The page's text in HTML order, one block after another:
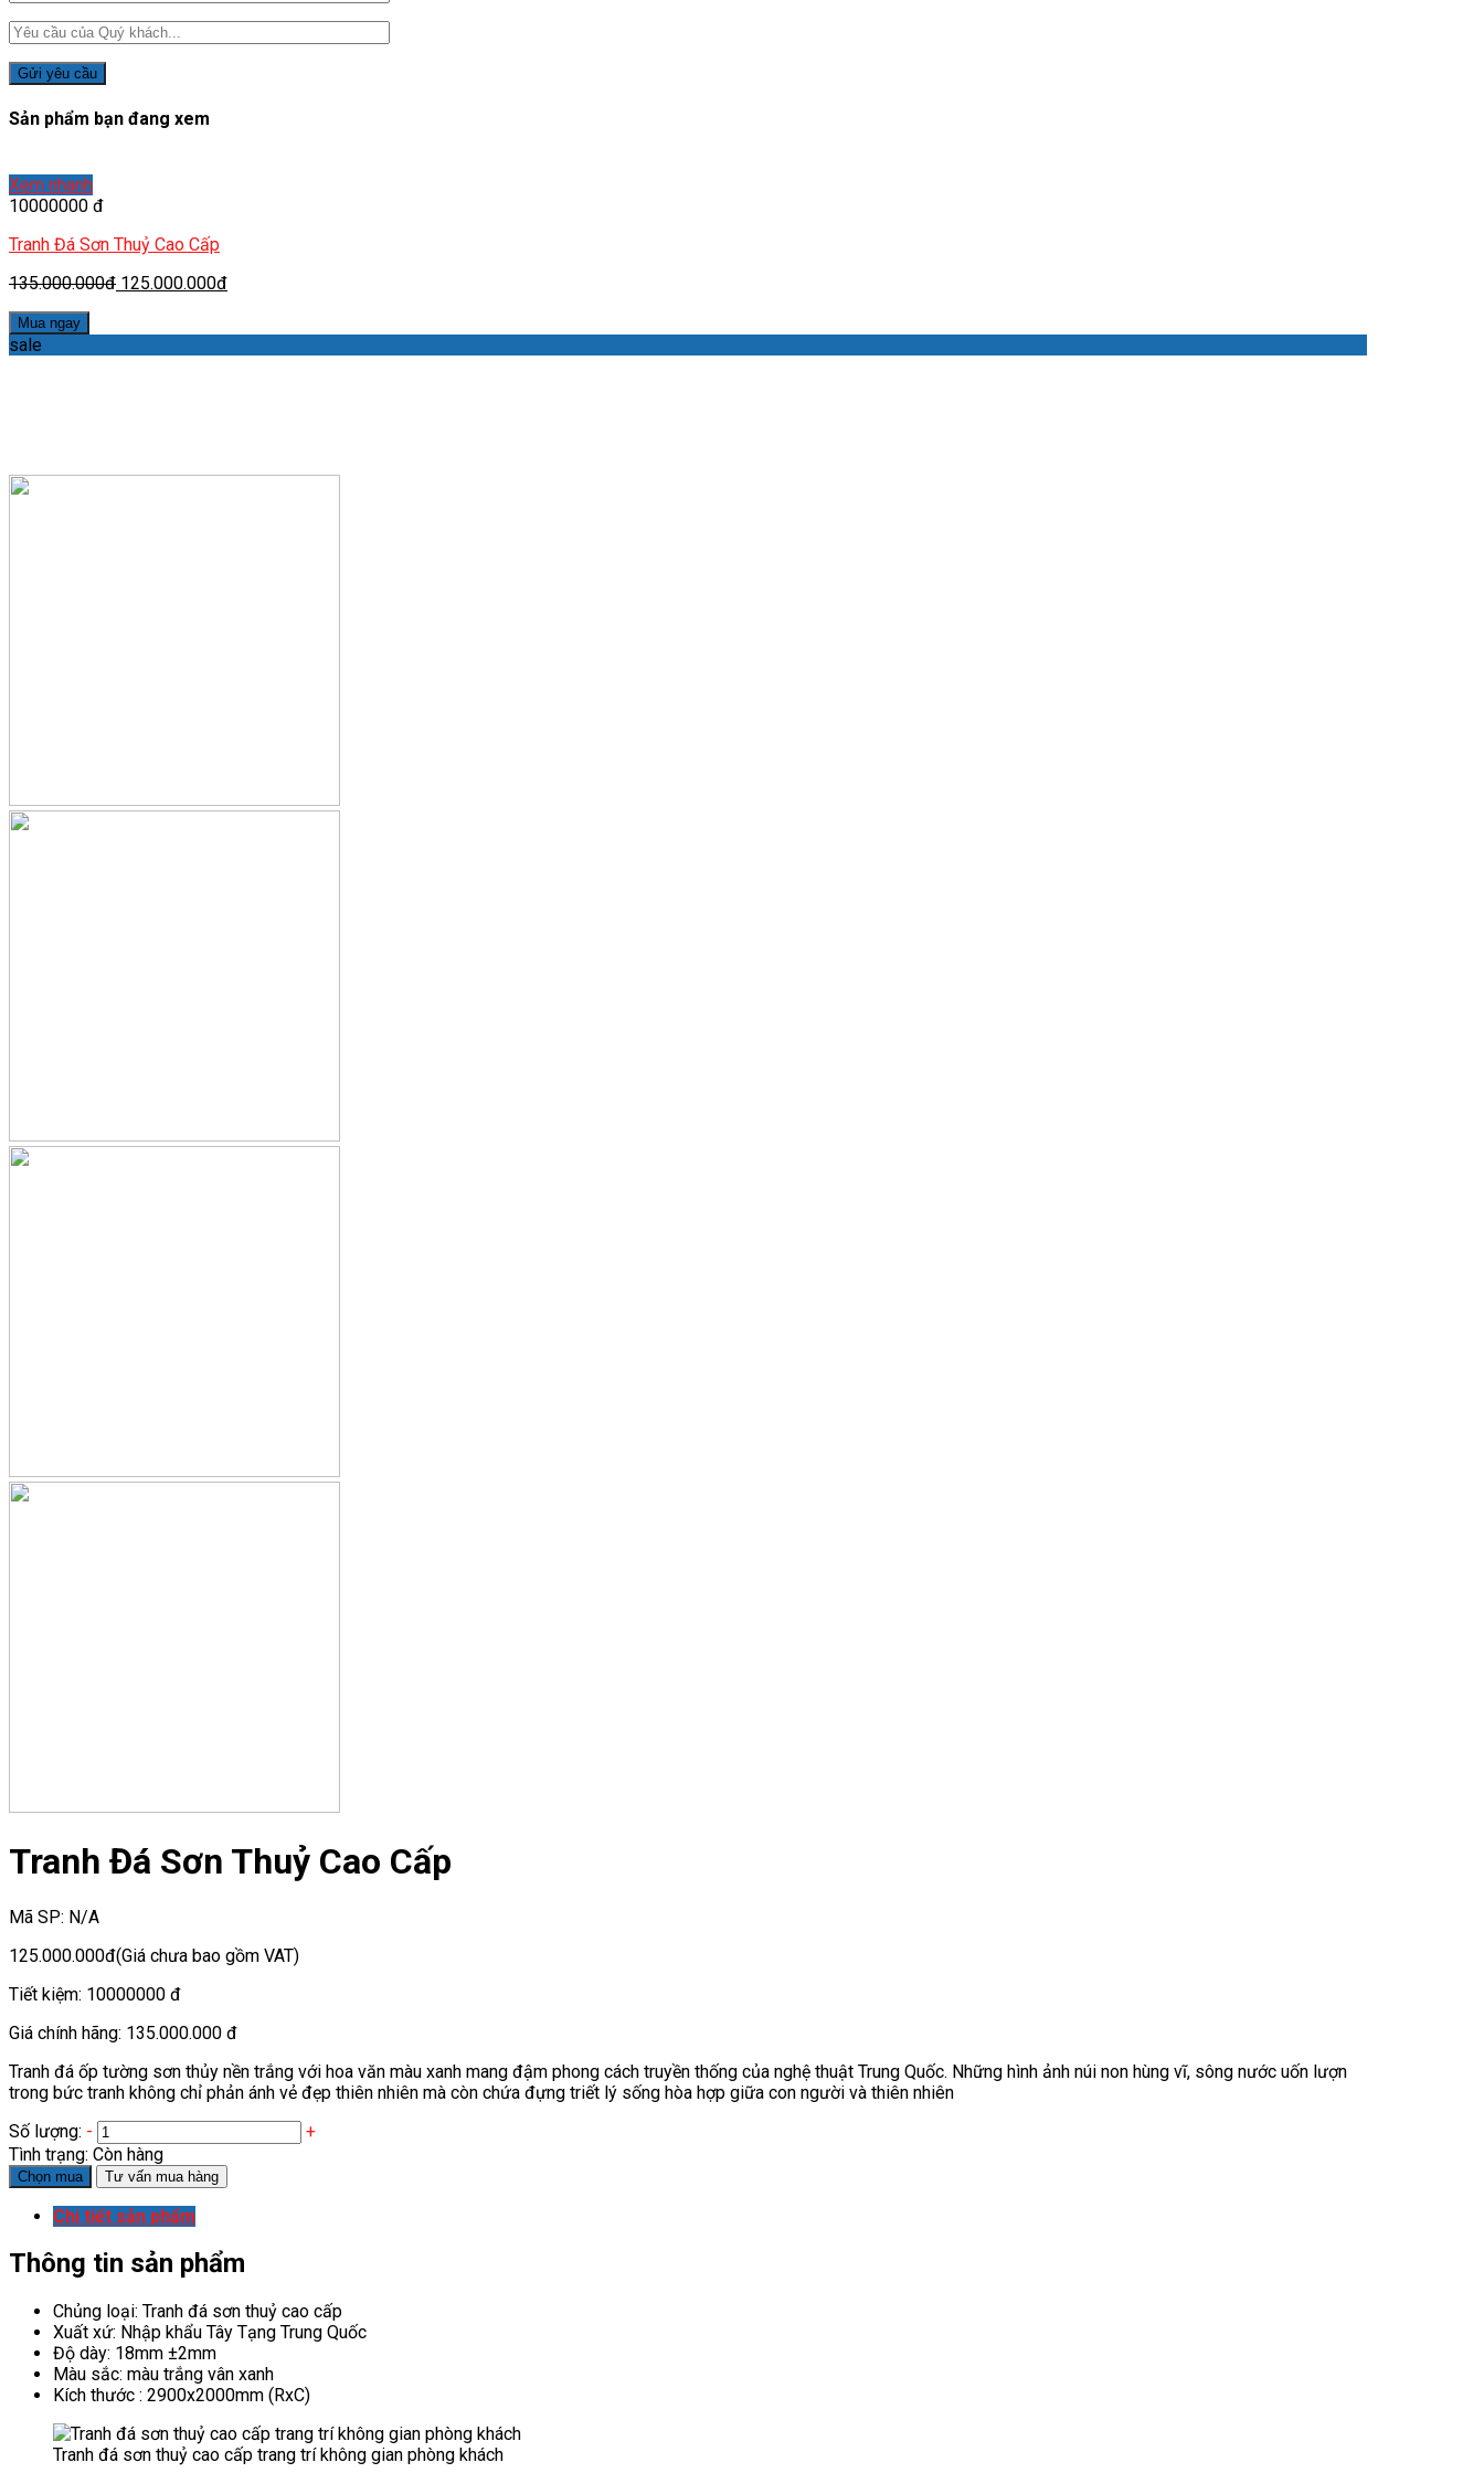
Sản phẩm bạn đang xem
Xem nhanh
10000000 đ
Tranh Đá Sơn Thuỷ Cao Cấp
135.000.000đ 125.000.000đ
Mua ngay
sale
Tranh Đá Sơn Thuỷ Cao Cấp
Mã SP: N/A
125.000.000đ(Giá chưa bao gồm VAT)
Tiết kiệm: 10000000 đ
Giá chính hãng: 135.000.000 đ
Tranh đá ốp tường sơn thủy nền trắng với hoa văn màu xanh mang đậm phong cách truyền thống của nghệ thuật Trung Quốc. Những hình ảnh núi non hùng vĩ, sông nước uốn lượn
trong bức tranh không chỉ phản ánh vẻ đẹp thiên nhiên mà còn chứa đựng triết lý sống hòa hợp giữa con người và thiên nhiên
Số lượng: -
+
Tình trạng: Còn hàng
Chọn mua Tư vấn mua hàng
Chi tiết sản phẩm
Thông tin sản phẩm
Chủng loại: Tranh đá sơn thuỷ cao cấp
Xuất xứ: Nhập khẩu Tây Tạng Trung Quốc
Độ dày: 18mm ±2mm
Màu sắc: màu trắng vân xanh
Kích thước : 2900x2000mm (RxC)
Tranh đá sơn thuỷ cao cấp trang trí không gian phòng khách